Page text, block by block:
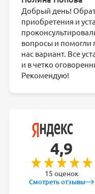
Добрый день!
приобретения и
вопросы и помогли
нас вариант. Все
и в четко
Рекомендую!
4,9
15 оценок
Смотреть отзывы